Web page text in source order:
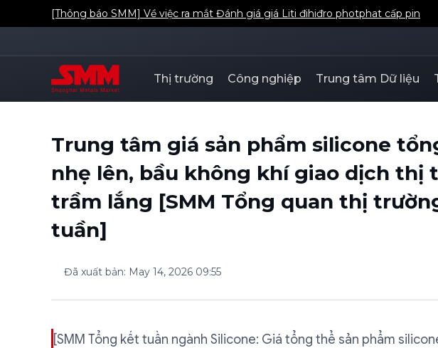
[Thông báo SMM] Về việc ra mắt Đánh giá giá Liti đihiđro photphat cấp pin
Thị trường Công nghiệp Trung tâm Dữ liệu
Trung tâm giá sản phẩm silicone
nhẹ lên, bầu không khí giao dịch thị
trầm lắng [SMM Tổng quan thị
tuần]
Đã xuất bản: May 14, 2026 09:55
[SMM Tổng kết tuần ngành Silicone: Giá tổng thể sản phẩm